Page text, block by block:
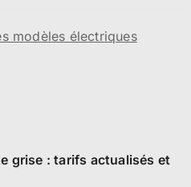
modèles électriques
grise : tarifs actualisés et